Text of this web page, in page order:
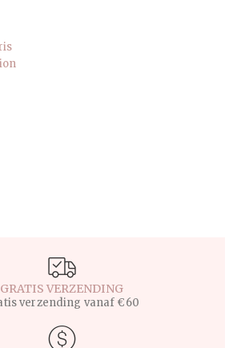
GRATIS VERZENDING
verzending vanaf €60